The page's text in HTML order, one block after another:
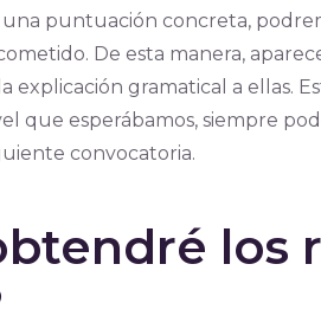
puntuación concreta,
De esta manera,
explicación gramatical a ellas.
que esperábamos, siempre
convocatoria.
los